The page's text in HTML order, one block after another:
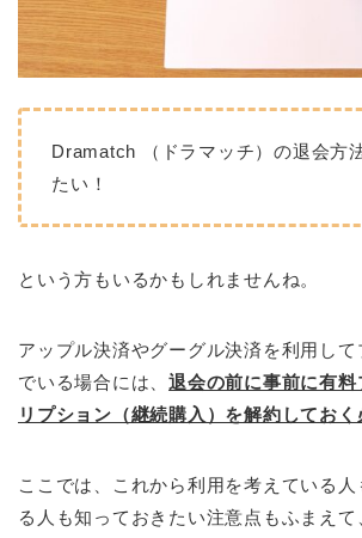
Dramatch （ドラマッチ）の退会方
たい！
という方もいるかもしれませんね。
アップル決済やグーグル決済を利用し
でいる場合には、退会の前に事前に有料
リプション（継続購入）を解約しておく
ここでは、これから利用を考えている
る人も知っておきたい注意点もふまえ